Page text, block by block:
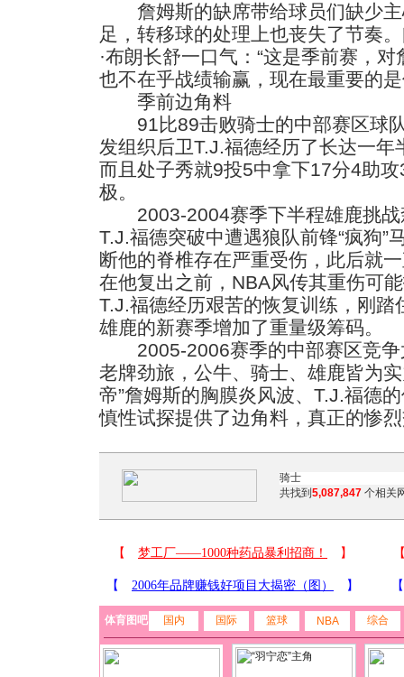
詹姆斯的缺席带给球员们缺少主
足，转移球的处理上也丧失了节奏
·布朗长舒一口气：“这是季前赛，
也不在乎战绩输赢，现在最重要的
季前边角料
91比89击败骑士的中部赛区球队
发组织后卫T.J.福德经历了长达一
而且处子秀就9投5中拿下17分4助
极。
2003-2004赛季下半程雄鹿挑战
T.J.福德突破中遭遇狼队前锋“疯狗”
断他的脊椎存在严重受伤，此后就
在他复出之前，NBA风传其重伤可
T.J.福德经历艰苦的恢复训练，刚
雄鹿的新赛季增加了重量级筹码。
2005-2006赛季的中部赛区竞争
老牌劲旅，公牛、骑士、雄鹿皆为
帝”詹姆斯的胸膜炎风波、T.J.福德
慎性试探提供了边角料，真正的惨
共找到 5,087,847 个相关
体育图吧 国内 国际 篮球 NBA 综合